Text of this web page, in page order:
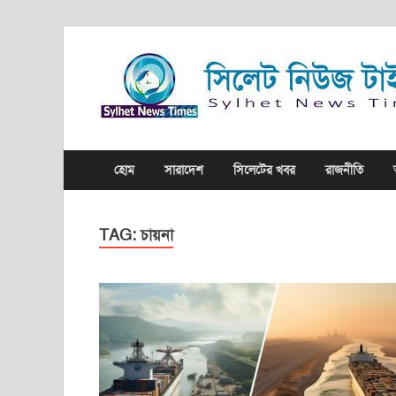
হোম সারাদেশ সিলেটের খবর রাজনীতি
TAG:চায়না